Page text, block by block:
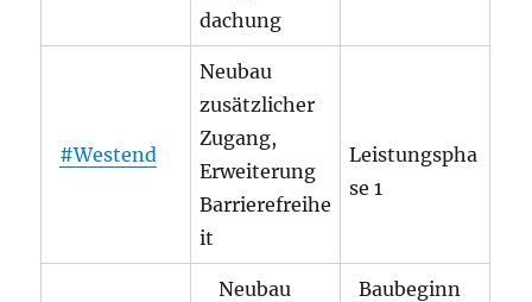
dachung
#Westend
Neubau
zusätzlicher
Zugang,
Erweiterung
Barrierefreihe
it
Leistungspha
se 1
Neubau
Baubeginn